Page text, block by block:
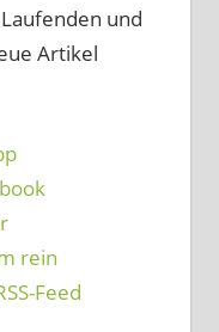
und
Artikel
rein
Feed